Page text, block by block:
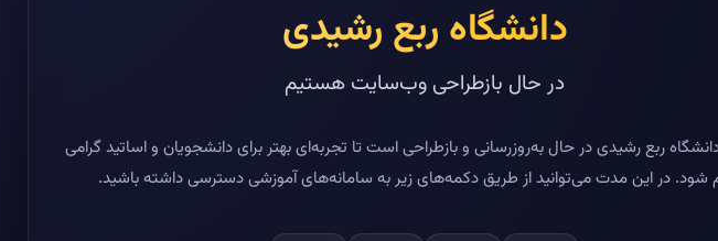
دانشگاه ربع رشیدی
در حال بازطراحی وب‌سایت هستیم
ربع رشیدی در حال به‌روزرسانی و بازطراحی است تا تجربه‌ای بهتر برای دانشجویان و اساتید گرامی
شود. در این مدت می‌توانید از طریق دکمه‌های زیر به سامانه‌های آموزشی دسترسی داشته باشید.